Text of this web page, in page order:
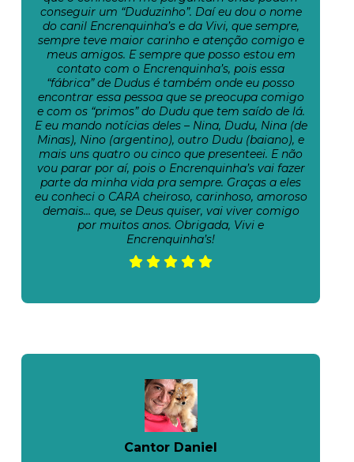
conseguir um “Duduzinho”. Daí eu dou o nome
do canil Encrenquinha’s e da Vivi, que sempre,
sempre teve maior carinho e atenção comigo e
meus amigos. E sempre que posso estou em
contato com o Encrenquinha’s, pois essa
“fábrica” de Dudus é também onde eu posso
encontrar essa pessoa que se preocupa comigo
e com os “primos” do Dudu que tem saído de lá.
E eu mando notícias deles – Nina, Dudu, Nina (de
Minas), Nino (argentino), outro Dudu (baiano), e
mais uns quatro ou cinco que presenteei. E não
vou parar por aí, pois o Encrenquinha’s vai fazer
parte da minha vida pra sempre. Graças a eles
eu conheci o CARA cheiroso, carinhoso, amoroso
demais… que, se Deus quiser, vai viver comigo
por muitos anos. Obrigada, Vivi e
Encrenquinha’s!
Cantor Daniel